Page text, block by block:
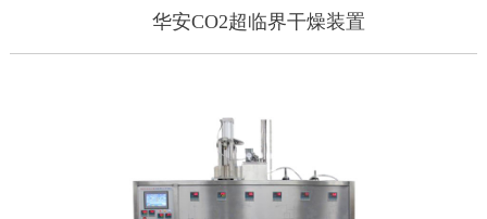
华安CO2超临界干燥装置